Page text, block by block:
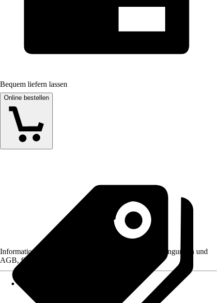
Bequem liefern lassen
Online bestellen
Informationen des Verkäufers, wie z. B. Rückgabebedingungen und
AGB, finden Sie bei Klick auf den Verkäufernamen.